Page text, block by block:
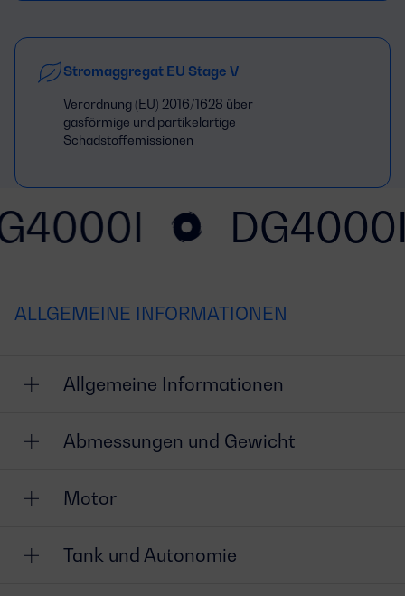
Stromaggregat EU Stage V
Verordnung (EU) 2016/1628 über
gasförmige und partikelartige
Schadstoffemissionen
ALLGEMEINE INFORMATIONEN
Allgemeine Informationen
Abmessungen und Gewicht
Motor
Tank und Autonomie